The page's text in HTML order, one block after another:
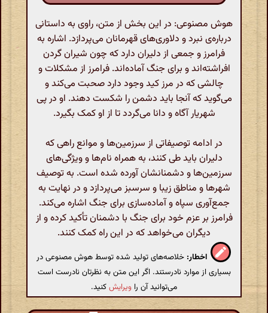
هوش مصنوعی: در این بخش از متن، راوی به داستانی
درباره‌ی نبرد و دلاوری‌های قهرمانان می‌پردازد. اشاره به
فرامرز و جمعی از دلیران دارد که چون شیران گردن
افراشته‌اند و برای جنگ آماده‌اند. فرامرز از مشکلات و
چالشی که در مرز کید وجود دارد صحبت می‌کند و
می‌گوید که آنجا باید دشمن را شکست دهند. او در پی
شهریار آگاه و دانا می‌گردد تا از او کمک بگیرد.
در ادامه توصیفاتی از سرزمین‌ها و موانع راهی که
دلیران باید طی کنند، به همراه نام‌ها و ویژگی‌های
سرزمین‌ها و دشمنانشان آورده شده است. به توصیف
شهرها و مناطق زیبا و سرسبز می‌پردازد و در نهایت به
جمع‌آوری سپاه و آماده‌سازی برای جنگ اشاره می‌کند.
فرامرز بر عزم خود برای جنگ با دشمنان تأکید کرده و از
دیگران می‌خواهد که در این راه کمک کنند.
اخطار: خلاصه‌های تولید شده توسط هوش مصنوعی در
بسیاری از موارد نادرستند. اگر این متن به نظرتان نادرست است
می‌توانید آن را ویرایشکنید.